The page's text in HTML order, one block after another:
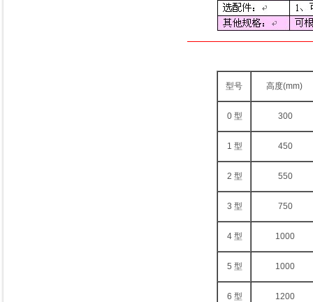
型号 高度(mm)
0 型 300
1 型 450
2 型 550
3 型 750
4 型 1000
5 型 1000
6 型 1200